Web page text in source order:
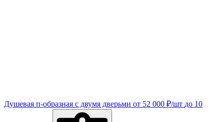
Душевая п-образная с двумя дверьми от 52 000 ₽/шт до 10